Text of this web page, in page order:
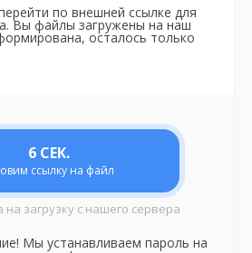
по внешней ссылке для
Вы файлы загружены на наш
осталось только
6 СЕК.
ссылку на файл
на загрузку с нашего сервера
Мы устанавливаем пароль на